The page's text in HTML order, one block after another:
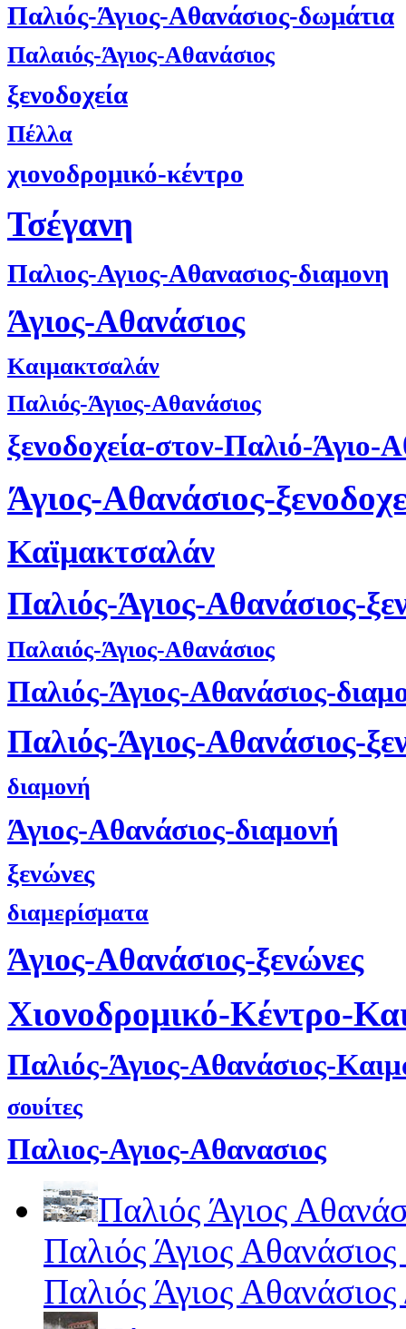
Παλιός-Άγιος-Αθανάσιος-δωμάτια
Παλαιός-Άγιος-Αθανάσιος
ξενοδοχεία
Πέλλα
χιονοδρομικό-κέντρο
Τσέγανη
Παλιος-Αγιος-Αθανασιος-διαμονη
Άγιος-Αθανάσιος
Καιμακτσαλάν
Παλιός-Άγιος-Αθανάσιος
ξενοδοχεία-στον-Παλιό-Άγιο-
Άγιος-Αθανάσιος-
Καϊμακτσαλάν
Παλιός-Άγιος-Αθανάσιος-
Παλαιός-Άγιος-Αθανάσιος
Παλιός-Άγιος-Αθανάσιος-
Παλιός-Άγιος-Αθανάσιος-
διαμονή
Άγιος-Αθανάσιος-διαμονή
ξενώνες
διαμερίσματα
Άγιος-Αθανάσιος-ξενώνες
Χιονοδρομικό-Κέντρο-
Παλιός-Άγιος-Αθανάσιος-
σουίτες
Παλιος-Αγιος-Αθανασιος
Παλιός Άγιος
Παλιός Άγιος Αθανάσιος
Παλιός Άγιος